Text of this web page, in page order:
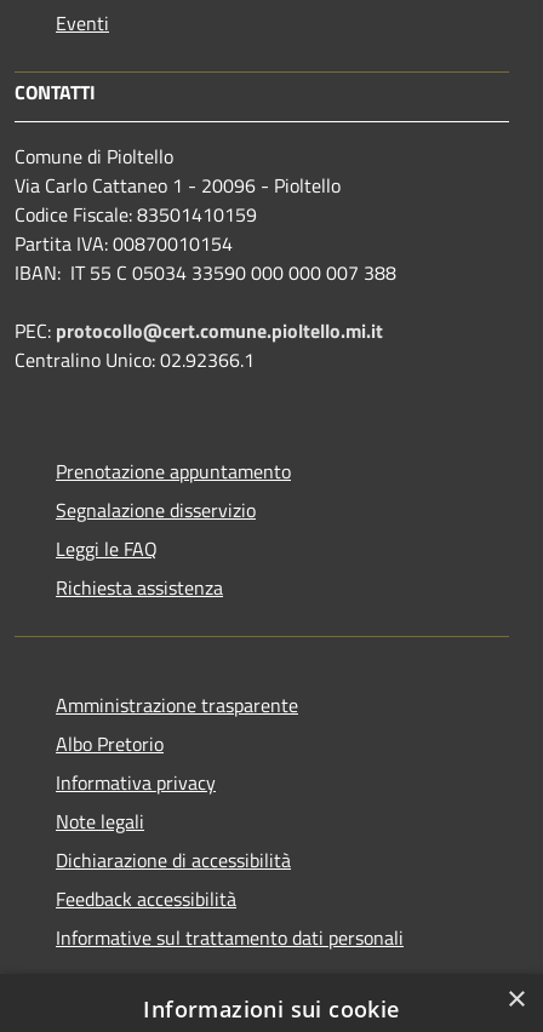
Eventi
CONTATTI
Comune di Pioltello
Via Carlo Cattaneo 1 - 20096 - Pioltello
Codice Fiscale: 83501410159
Partita IVA: 00870010154
IBAN: IT 55 C 05034 33590 000 000 007 388
PEC: protocollo@cert.comune.pioltello.mi.it
Centralino Unico: 02.92366.1
Prenotazione appuntamento
Segnalazione disservizio
Leggi le FAQ
Richiesta assistenza
Amministrazione trasparente
Albo Pretorio
Informativa privacy
Note legali
Dichiarazione di accessibilità
Feedback accessibilità
Informative sul trattamento dati personali
×
Informazioni sui cookie